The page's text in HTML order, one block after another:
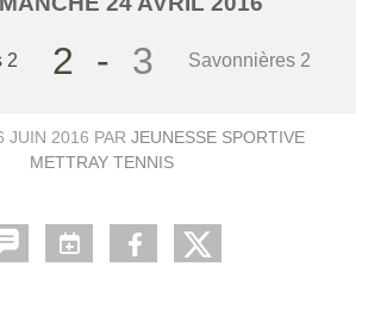
2 2 - 3 Savonnières 2
JUIN 2016 PAR JEUNESSE SPORTIVE
METTRAY TENNIS